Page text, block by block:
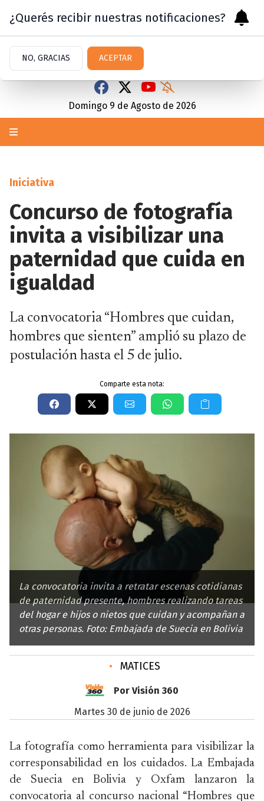
Domingo 9 de Agosto de 2026
Iniciativa
Concurso de fotografía
invita a visibilizar una
paternidad que cuida en
igualdad
La convocatoria “Hombres que cuidan,
hombres que sienten” amplió su plazo de
postulación hasta el 5 de julio.
Comparte esta nota:
La convocatoria invita a retratar escenas cotidianas
de paternidad presente, hombres realizando tareas
del hogar e hijos o nietos que cuidan y acompañan a
otras personas. Foto: Embajada de Suecia en Bolivia
• MATICES
Por Visión 360
martes 30 de junio de 2026
La fotografía como herramienta para visibilizar la
corresponsabilidad en los cuidados. La Embajada
de Suecia en Bolivia y Oxfam lanzaron la
convocatoria al concurso nacional “Hombres que
¿Querés recibir nuestras notificaciones?
NO, GRACIAS ACEPTAR